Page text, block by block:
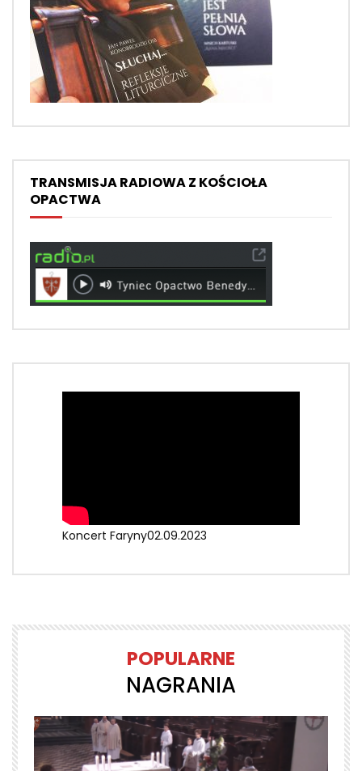
TRANSMISJA RADIOWA Z KOŚCIOŁA
OPACTWA
Koncert Faryny02.09.2023
POPULARNE
NAGRANIA